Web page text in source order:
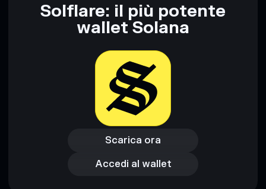
Solflare: il più potente
wallet Solana
Scarica ora
Scarica ora
Accedi al wallet
Accedi al wallet